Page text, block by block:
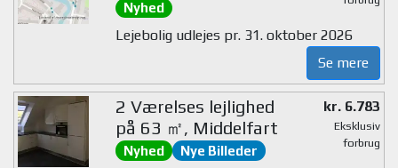
Nyhed
Lejebolig udlejes pr. 31. oktober 2026
Se mere
2 Værelses lejlighed
på 63 ㎡, Middelfart
Nyhed Nye Billeder
kr. 6.783
Eksklusiv
forbrug